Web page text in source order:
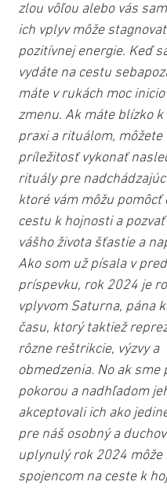
zlou vôľou alebo vás
ich vplyv môže
pozitívnej energie. Keď
vydáte na cestu
máte v rukách moc
zmenu. Ak máte blízko
praxi a rituálom,
príležitosť vykonať
rituály pre
ktoré vám môžu
cestu k hojnosti a
vášho života šťastie a
Ako som už písala v
príspevku, rok 2024 je
vplyvom Saturna, pána
času, ktorý taktiež
rôzne reštrikcie, výzvy a
obmedzenia. No ak sme
pokorou a nadhľadom
akceptovali ich ako
pre náš osobný a
uplynulý rok 2024
spojencom na ceste k